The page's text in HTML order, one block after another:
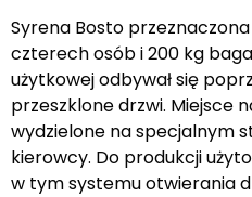
Syrena Bosto
czterech osób i 200 kg
użytkowej odbywał się
przeszklone drzwi. Miejsce
wydzielone na specjalnym
kierowcy. Do produkcji
w tym systemu otwierania